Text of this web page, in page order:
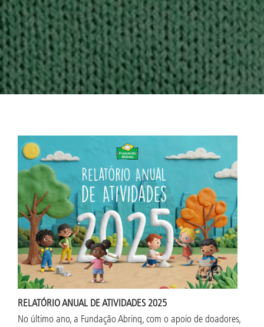
RELATÓRIO ANUAL DE ATIVIDADES 2025
No último ano, a Fundação Abrinq, com o apoio de doadores,